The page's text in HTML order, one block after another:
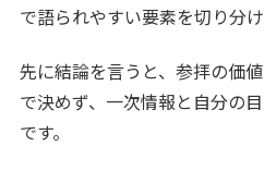
で語られやすい要素を切り分け
先に結論を言うと、参拝の価
で決めず、一次情報と自分の
です。